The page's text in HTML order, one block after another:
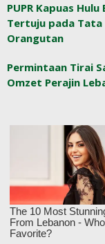
PUPR Kapuas Hulu
Tertuju pada Tata
Orangutan
Permintaan Tirai
Omzet Perajin